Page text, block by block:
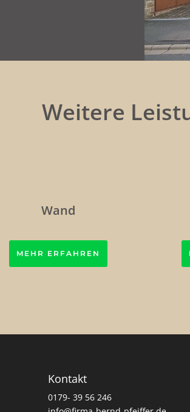
Weitere
Wand
MEHR ERFAHREN
Kontakt
0179- 39 56 246